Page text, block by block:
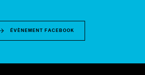
ÉVÈNEMENT FACEBOOK